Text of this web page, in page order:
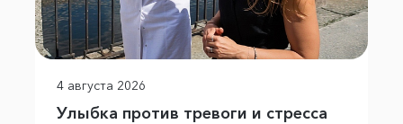
4 августа 2026
Улыбка против тревоги и стресса